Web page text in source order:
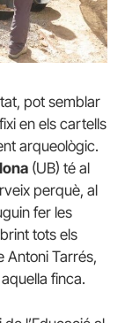
pot semblar
en els cartells
arqueològic.
(UB) té al
perquè, al
fer les
tots els
Antoni Tarrés,
finca.